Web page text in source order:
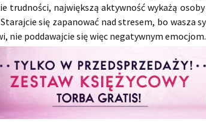
trudności, największą aktywność wykażą
się zapanować nad stresem, bo wasza
nie poddawajcie się więc negatywnym emocjom.